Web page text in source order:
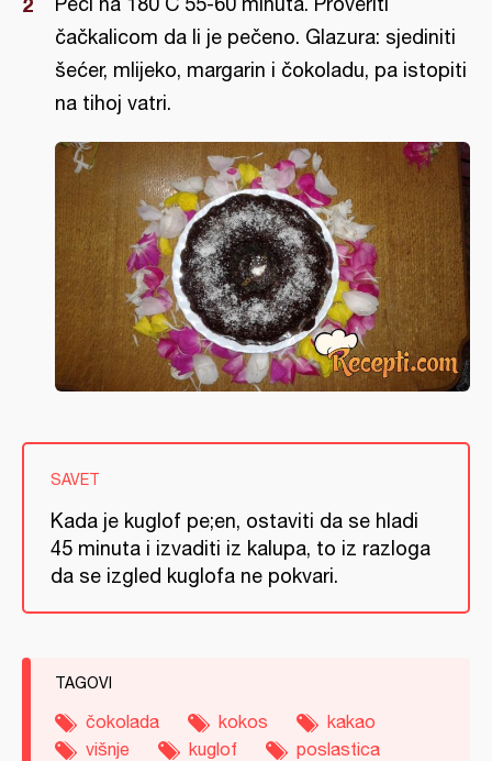
čačkalicom da li je pečeno. Glazura: sjediniti
šećer, mlijeko, margarin i čokoladu, pa istopiti
na tihoj vatri.
SAVET
Kada je kuglof pe;en, ostaviti da se hladi
45 minuta i izvaditi iz kalupa, to iz razloga
da se izgled kuglofa ne pokvari.
TAGOVI
čokolada kokos
kakao
višnje
kuglof poslastica